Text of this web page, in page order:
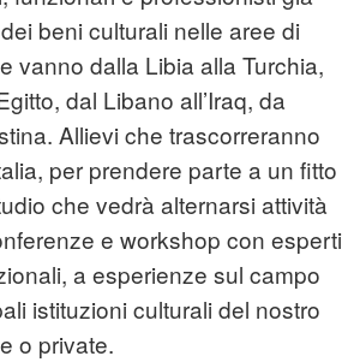
beni culturali nelle aree di
vanno dalla Libia alla Turchia,
dal Libano all’Iraq, da
Allievi che trascorreranno
per prendere parte a un fitto
che vedrà alternarsi attività
e workshop con esperti
a esperienze sul campo
istituzioni culturali del nostro
o private.